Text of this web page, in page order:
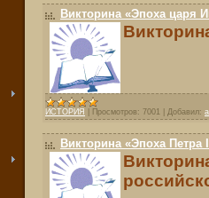
Викторина «Эпоха царя
ИСТОРИЯ Просмотров: 7001 Добавил:
Викторина «Эпоха Петра